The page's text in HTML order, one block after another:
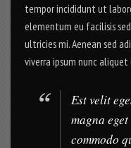
tempor incididunt ut
elementum eu facilisis
ultricies mi. Aenean sed
viverra ipsum nunc aliquet
Est velit
magna
commodo